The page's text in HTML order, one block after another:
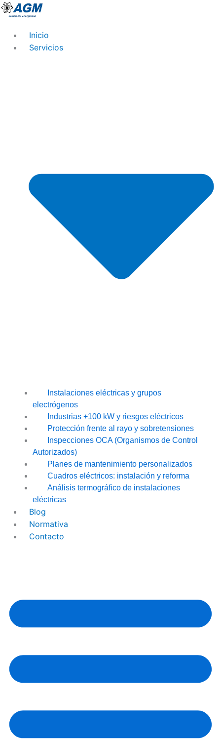
Ir
Inicio
Servicios
Instalaciones eléctricas y grupos
electrógenos
Industrias +100 kW y riesgos eléctricos
Protección frente al rayo y sobretensiones
Inspecciones OCA (Organismos de Control
Autorizados)
Planes de mantenimiento personalizados
Cuadros eléctricos: instalación y reforma
Análisis termográfico de instalaciones
eléctricas
Blog
Normativa
Contacto